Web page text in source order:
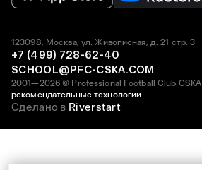
2001—2026 © Professional Football Club CSKA
рекомендательные технологии
123098, Москва, ул. Живописная, д. 21 стр. 3
+7 (499) 728-62-40
SCHOOL@PFC-CSKA.COM
Сделано в Riverstart